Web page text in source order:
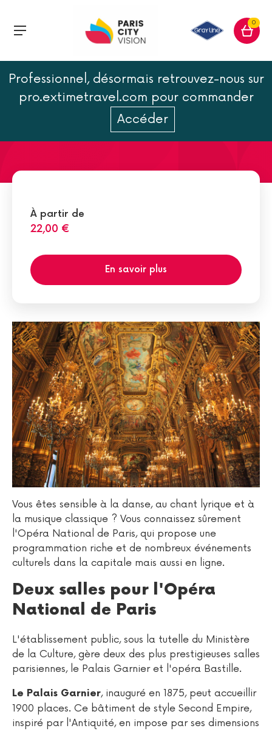
0
Professionnel, désormais retrouvez-nous sur
pro.extimetravel.com pour commander
Accéder
L'opéra National de Paris
À partir de
22,00 €
En savoir plus
Vous êtes sensible à la danse, au chant lyrique et à
la musique classique ? Vous connaissez sûrement
l'Opéra National de Paris, qui propose une
programmation riche et de nombreux événements
culturels dans la capitale mais aussi en ligne.
Deux salles pour l'Opéra
National de Paris
L'établissement public, sous la tutelle du Ministère
de la Culture, gère deux des plus prestigieuses salles
parisiennes, le Palais Garnier et l'opéra Bastille.
Le Palais Garnier, inauguré en 1875, peut accueillir
1900 places. Ce bâtiment de style Second Empire,
inspiré par l'Antiquité, en impose par ses dimensions